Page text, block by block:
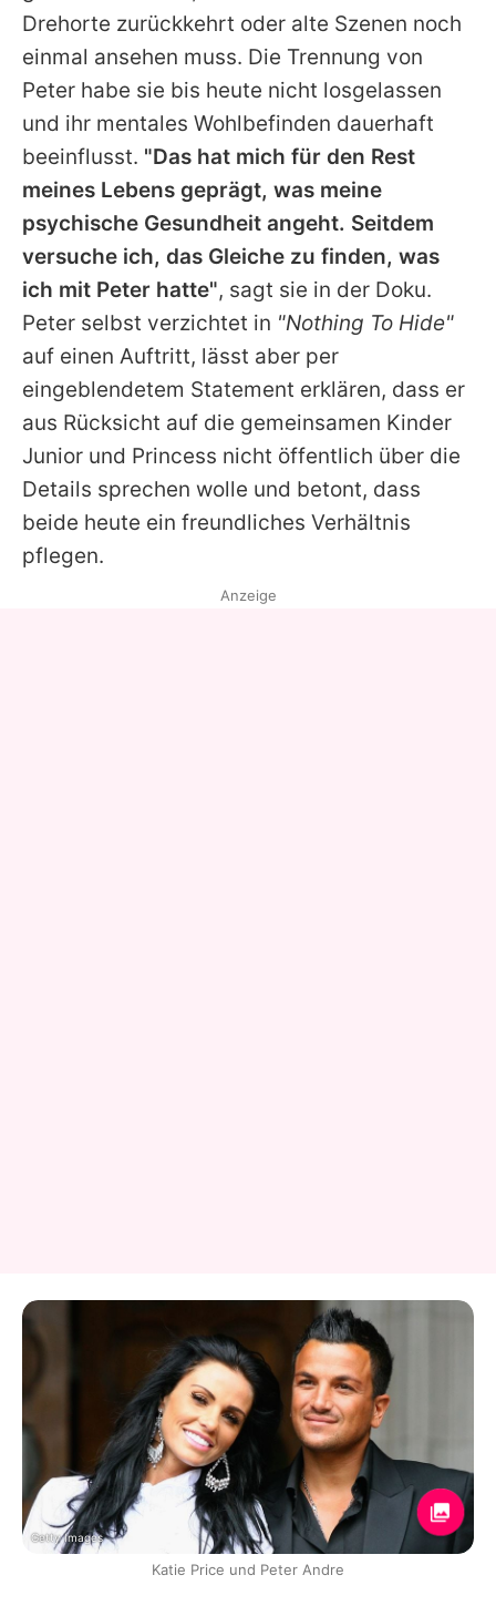
Drehorte zurückkehrt oder alte Szenen noch
einmal ansehen muss. Die Trennung von
Peter habe sie bis heute nicht losgelassen
und ihr mentales Wohlbefinden dauerhaft
beeinflusst. "Das hat mich für den Rest
meines Lebens geprägt, was meine
psychische Gesundheit angeht. Seitdem
versuche ich, das Gleiche zu finden, was
ich mit Peter hatte", sagt sie in der Doku.
Peter selbst verzichtet in "Nothing To Hide"
auf einen Auftritt, lässt aber per
eingeblendetem Statement erklären, dass er
aus Rücksicht auf die gemeinsamen Kinder
Junior und Princess nicht öffentlich über die
Details sprechen wolle und betont, dass
beide heute ein freundliches Verhältnis
pflegen.
Anzeige
Getty Images
Katie Price und Peter Andre